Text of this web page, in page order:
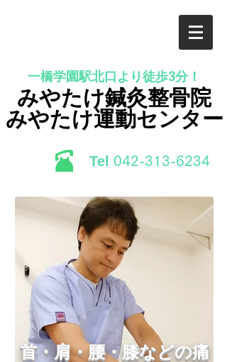
一橋学園駅北口より徒歩3分！
みやたけ鍼灸整骨院
みやたけ運動センター
Tel ​042-313-6234
​首・肩・腰・膝などの痛